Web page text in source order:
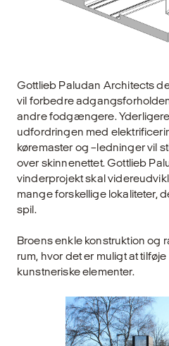
Gottlieb Paludan Architects
vil forbedre
andre fodgængere.
udfordringen med
køremaster og –ledninger vil
over skinnenettet. Gottlieb
vinderprojekt skal
mange forskellige lokaliteter,
spil.
Broens enkle konstruktion og
rum, hvor det er muligt at
kunstneriske elementer.